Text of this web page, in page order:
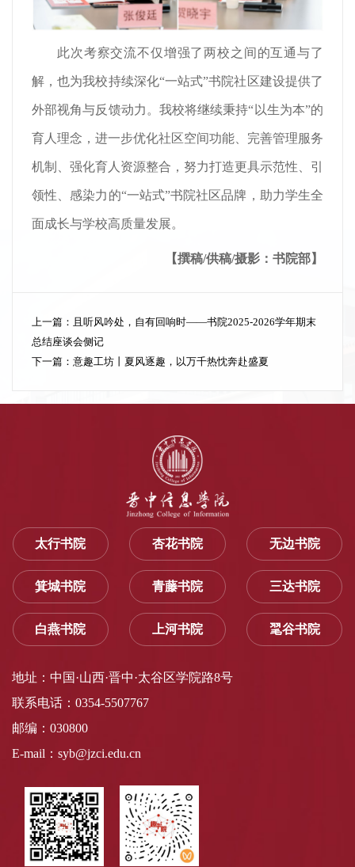
此次考察交流不仅增强了两校之间的互通与了
解，也为我校持续深化“一站式”书院社区建设提供了
外部视角与反馈动力。我校将继续秉持“以生为本”的
育人理念，进一步优化社区空间功能、完善管理服务
机制、强化育人资源整合，努力打造更具示范性、引
领性、感染力的“一站式”书院社区品牌，助力学生全
面成长与学校高质量发展。
【撰稿/供稿/摄影：书院部】
上一篇： 且听风吟处，自有回响时——书院2025-2026学年期末
总结座谈会侧记
下一篇： 意趣工坊丨夏风逐趣，以万千热忱奔赴盛夏
太行书院 杏花书院 无边书院
箕城书院 青藤书院 三达书院
白燕书院 上河书院 毣谷书院
地址：中国·山西·晋中·太谷区学院路8号
联系电话：0354-5507767
邮编：030800
E-mail：syb@jzci.edu.cn